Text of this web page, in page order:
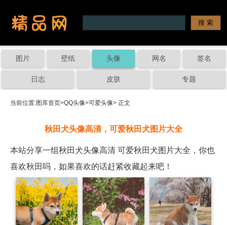
图片 壁纸 头像 网名 签名
日志 皮肤 专题
当前位置:图库首页>QQ头像>可爱头像> 正文
秋田犬头像高清，可爱秋田犬图片大全
本站分享一组秋田犬头像高清 可爱秋田犬图片大全，你也
喜欢秋田吗，如果喜欢的话赶紧收藏起来吧！